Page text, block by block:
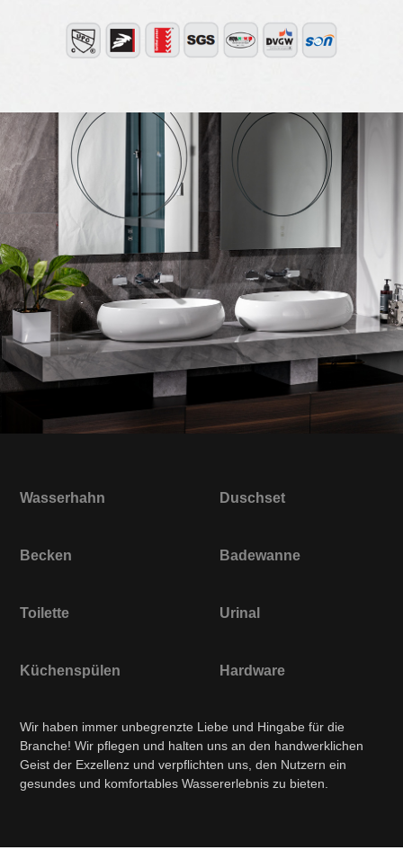
Wasserhahn Duschset
Becken Badewanne
Toilette Urinal
Küchenspülen Hardware
Wir haben immer unbegrenzte Liebe und Hingabe für die
Branche! Wir pflegen und halten uns an den handwerklichen
Geist der Exzellenz und verpflichten uns, den Nutzern ein
gesundes und komfortables Wassererlebnis zu bieten.